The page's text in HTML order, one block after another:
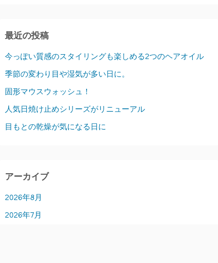
最近の投稿
今っぽい質感のスタイリングも楽しめる2つのヘアオイル
季節の変わり目や湿気が多い日に。
固形マウスウォッシュ！
人気日焼け止めシリーズがリニューアル
目もとの乾燥が気になる日に
アーカイブ
2026年8月
2026年7月